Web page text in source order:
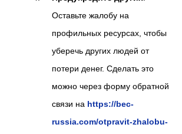
Оставьте жалобу на
профильных ресурсах, чтобы
уберечь других людей от
потери денег. Сделать это
можно через форму обратной
связи на https://bec-
russia.com/otpravit-zhalobu-